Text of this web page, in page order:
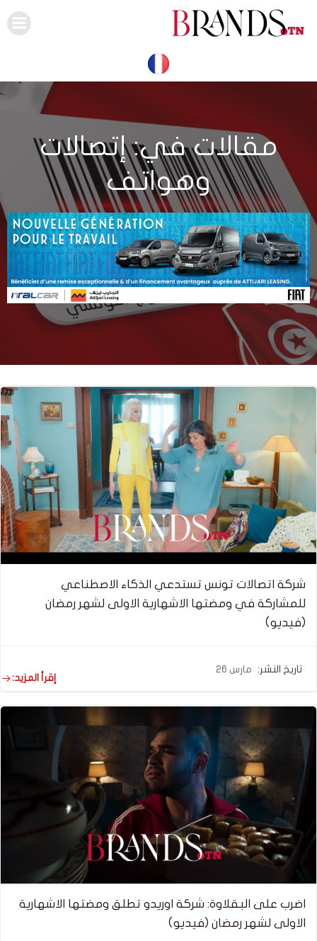
مقالات في: إتصالات
وهواتف
شركة اتصالات تونس تستدعي الذكاء الاصطناعي
للمشاركة في ومضتها الاشهارية الاولى لشهر رمضان
(فيديو)
تاريخ النشر:
مارس 26
إقرأ المزيد:
اضرب على البقلاوة: شركة اوريدو تطلق ومضتها الاشهارية
الاولى لشهر رمضان (فيديو)